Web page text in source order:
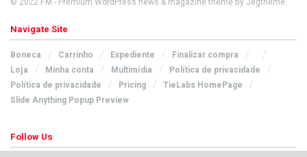
Navigate Site
Boneca Carrinho Expediente
Finalizar compra
Loja
Minha conta Multimídia
Política de privacidade
Política de privacidade
Pricing
TieLabs HomePage
Slide Anything Popup Preview
Follow Us